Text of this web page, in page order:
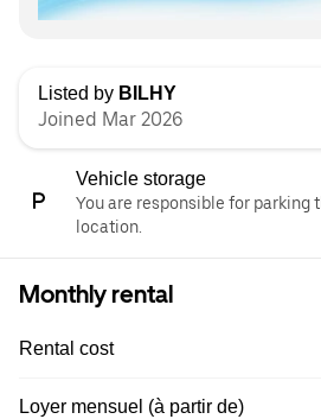
Listed by BILHY
Joined Mar 2026
Vehicle storage
You are responsible for parking
location.
Monthly rental
Rental cost
Loyer mensuel (à partir de)